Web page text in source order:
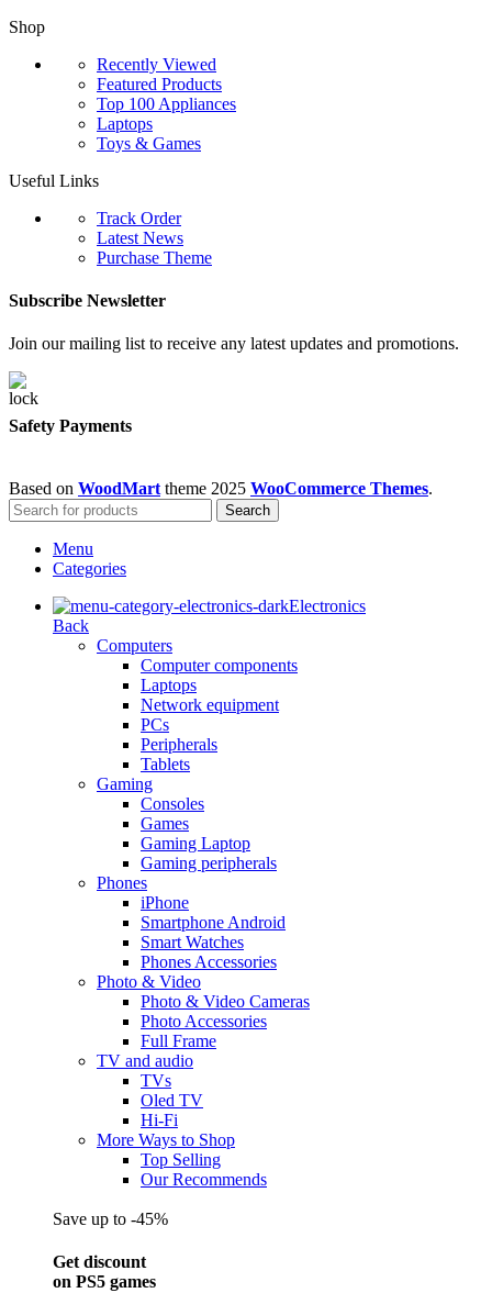
Shop
Recently Viewed
Featured Products
Top 100 Appliances
Laptops
Toys & Games
Useful Links
Track Order
Latest News
Purchase Theme
Subscribe Newsletter
Join our mailing list to receive any latest updates and promotions.
Safety Payments
Based on WoodMart theme 2025 WooCommerce Themes.
Search
Menu
Categories
Electronics
Back
Computers
Computer components
Laptops
Network equipment
PCs
Peripherals
Tablets
Gaming
Consoles
Games
Gaming Laptop
Gaming peripherals
Phones
iPhone
Smartphone Android
Smart Watches
Phones Accessories
Photo & Video
Photo & Video Cameras
Photo Accessories
Full Frame
TV and audio
TVs
Oled TV
Hi-Fi
More Ways to Shop
Top Selling
Our Recommends
Save up to -45%
Get discount
on PS5 games